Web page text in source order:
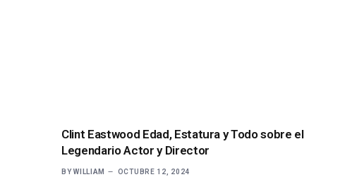
Clint Eastwood Edad, Estatura y Todo sobre el
Legendario Actor y Director
BY WILLIAM OCTUBRE 12, 2024